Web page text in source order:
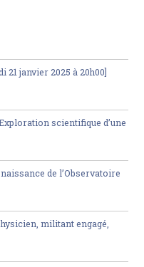
janvier 2025 à 20h00]
scientifique d’une
de l’Observatoire
militant engagé,